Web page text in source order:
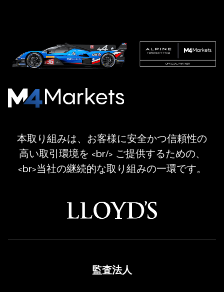
M4Markets
CFD
Trading
Regulated
本取り組みは、お客様に安全かつ信頼性の
高い取引環境を <br/> ご提供するための、
<br>当社の継続的な取り組みの一環です。
監査法人